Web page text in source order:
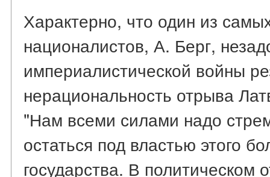
Характерно, что один из
националистов, А. Берг,
империалистической войны
нерациональность отрыва
"Нам всеми силами надо
остаться под властью этого
государства. В политическом